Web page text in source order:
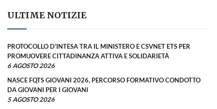
ULTIME NOTIZIE
PROTOCOLLO D’INTESA TRA IL MINISTERO E CSVNET ETS PER
PROMUOVERE CITTADINANZA ATTIVA E SOLIDARIETÀ
6 AGOSTO 2026
NASCE FQTS GIOVANI 2026, PERCORSO FORMATIVO CONDOTTO
DA GIOVANI PER I GIOVANI
5 AGOSTO 2026